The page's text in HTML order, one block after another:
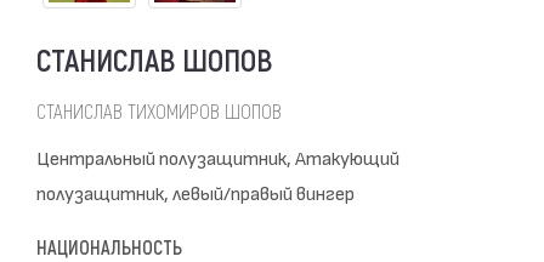
СТАНИСЛАВ ШОПОВ
СТАНИСЛАВ ТИХОМИРОВ ШОПОВ
Центральный полузащитник, Атакующий
полузащитник, левый/правый вингер
НАЦИОНАЛЬНОСТЬ